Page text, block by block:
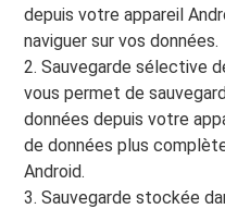
depuis votre appareil
naviguer sur vos données.
2. Sauvegarde sélective
vous permet de
données depuis votre
de données plus
Android.
3. Sauvegarde stockée